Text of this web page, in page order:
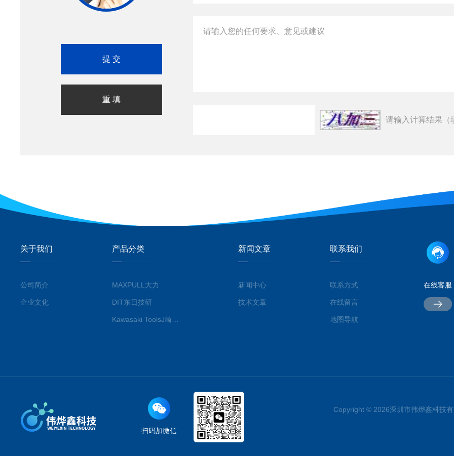
请输入计算结果（
关于我们
公司简介
企业文化
产品分类
MAXPULL大力
DIT东日技研
Kawasaki ToolsJ崎工具
新闻文章
新闻中心
技术文章
联系我们
联系方式
在线留言
地图导航
在线客服
扫码加微信
Copyright © 2026深圳市伟烨鑫科技